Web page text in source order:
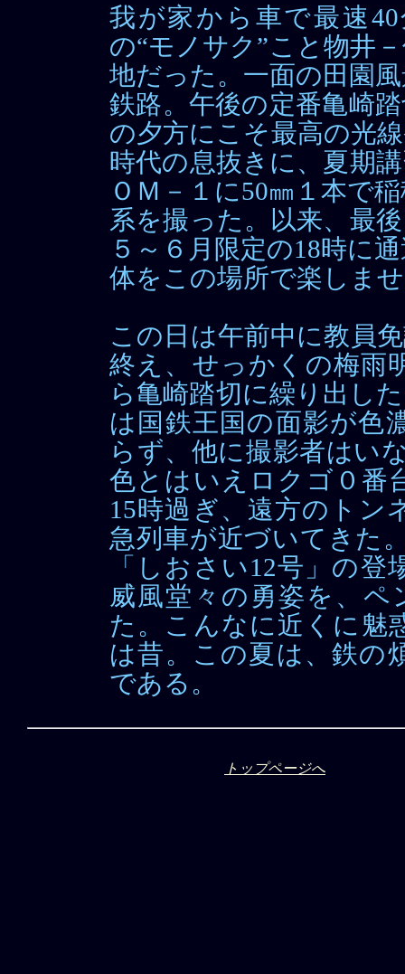
我が家から車で最速
の“モノサク”こと物井
地だった。一面の田園
鉄路。午後の定番亀崎
の夕方にこそ最高の光
時代の息抜きに、夏期
ＯＭ－１に50㎜１本で
系を撮った。以来、最
５～６月限定の18時に
体をこの場所で楽しま
この日は午前中に教員
終え、せっかくの梅雨
ら亀崎踏切に繰り出し
は国鉄王国の面影が色
らず、他に撮影者はい
色とはいえロクゴ０番
15時過ぎ、遠方のトン
急列車が近づいてきた
「しおさい12号」の
威風堂々の勇姿を、ペ
た。こんなに近くに魅
は昔。この夏は、鉄の
である。
トップページへ